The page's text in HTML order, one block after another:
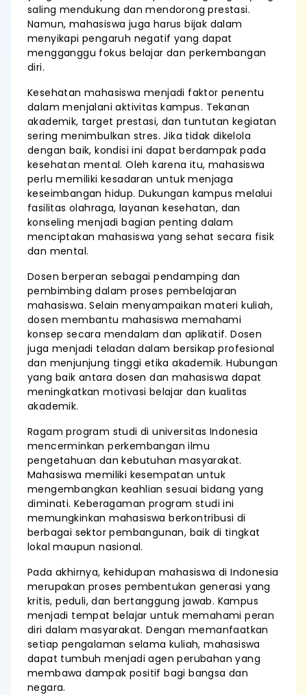
saling mendukung dan mendorong prestasi.
Namun, mahasiswa juga harus bijak dalam
menyikapi pengaruh negatif yang dapat
mengganggu fokus belajar dan perkembangan
diri.
Kesehatan mahasiswa menjadi faktor penentu
dalam menjalani aktivitas kampus. Tekanan
akademik, target prestasi, dan tuntutan kegiatan
sering menimbulkan stres. Jika tidak dikelola
dengan baik, kondisi ini dapat berdampak pada
kesehatan mental. Oleh karena itu, mahasiswa
perlu memiliki kesadaran untuk menjaga
keseimbangan hidup. Dukungan kampus melalui
fasilitas olahraga, layanan kesehatan, dan
konseling menjadi bagian penting dalam
menciptakan mahasiswa yang sehat secara fisik
dan mental.
Dosen berperan sebagai pendamping dan
pembimbing dalam proses pembelajaran
mahasiswa. Selain menyampaikan materi kuliah,
dosen membantu mahasiswa memahami
konsep secara mendalam dan aplikatif. Dosen
juga menjadi teladan dalam bersikap profesional
dan menjunjung tinggi etika akademik. Hubungan
yang baik antara dosen dan mahasiswa dapat
meningkatkan motivasi belajar dan kualitas
akademik.
Ragam program studi di universitas Indonesia
mencerminkan perkembangan ilmu
pengetahuan dan kebutuhan masyarakat.
Mahasiswa memiliki kesempatan untuk
mengembangkan keahlian sesuai bidang yang
diminati. Keberagaman program studi ini
memungkinkan mahasiswa berkontribusi di
berbagai sektor pembangunan, baik di tingkat
lokal maupun nasional.
Pada akhirnya, kehidupan mahasiswa di Indonesia
merupakan proses pembentukan generasi yang
kritis, peduli, dan bertanggung jawab. Kampus
menjadi tempat belajar untuk memahami peran
diri dalam masyarakat. Dengan memanfaatkan
setiap pengalaman selama kuliah, mahasiswa
dapat tumbuh menjadi agen perubahan yang
membawa dampak positif bagi bangsa dan
negara.